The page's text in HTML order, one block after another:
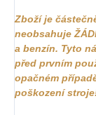
Zboží je
neobsahuje
a benzín. Tyto
před prvním
opačném
poškození